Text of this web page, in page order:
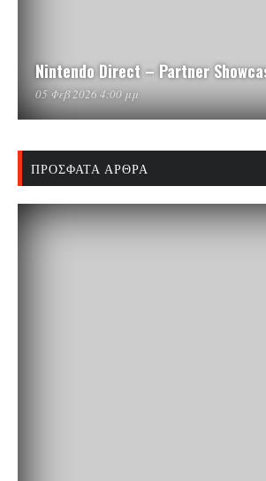
Nintendo Direct – Partner
05 Φεβ 2026 4:00 μμ
ΠΡΌΣΦΑΤΑ ΆΡΘΡΑ